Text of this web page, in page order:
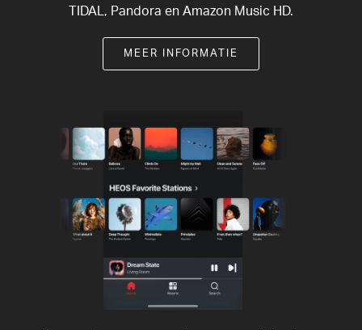
TIDAL, Pandora en Amazon Music HD.
MEER INFORMATIE